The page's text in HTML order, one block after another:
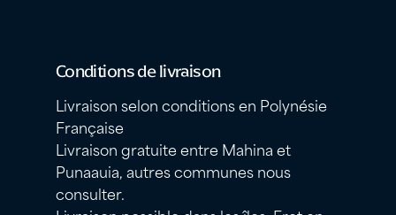
Conditions de livraison
Livraison selon conditions en Polynésie
Française
Livraison gratuite entre Mahina et
Punaauia, autres communes nous
consulter.